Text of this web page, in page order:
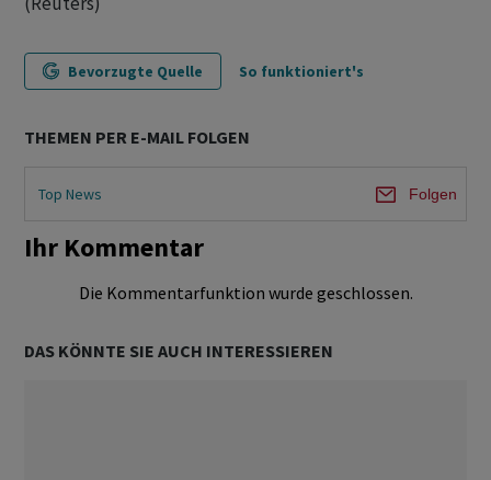
Bevorzugte Quelle So funktioniert's
THEMEN PER E-MAIL FOLGEN
Top News Folgen
Ihr Kommentar
Die Kommentarfunktion wurde geschlossen.
DAS KÖNNTE SIE AUCH INTERESSIEREN